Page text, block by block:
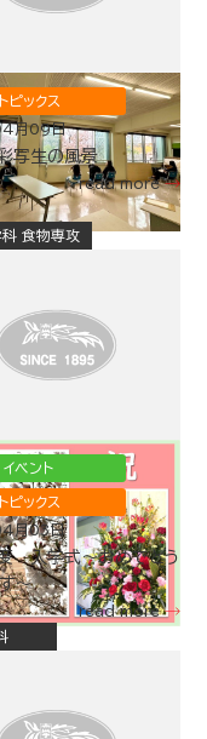
トピックス
月09日
写生の風景
read more
科 食物専攻
イベント
トピックス
月03日
入学式～おめでとう
～
read more